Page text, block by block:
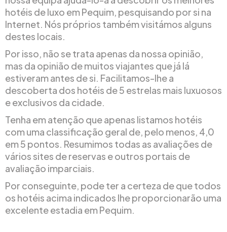
hotéis de luxo em Pequim, pesquisando por si na
Internet. Nós próprios também visitámos alguns
destes locais.
Por isso, não se trata apenas da nossa opinião,
mas da opinião de muitos viajantes que já lá
estiveram antes de si. Facilitamos-lhe a
descoberta dos hotéis de 5 estrelas mais luxuosos
e exclusivos da cidade.
Tenha em atenção que apenas listamos hotéis
com uma classificação geral de, pelo menos, 4,0
em 5 pontos. Resumimos todas as avaliações de
vários sites de reservas e outros portais de
avaliação imparciais.
Por conseguinte, pode ter a certeza de que todos
os hotéis acima indicados lhe proporcionarão uma
excelente estadia em Pequim.